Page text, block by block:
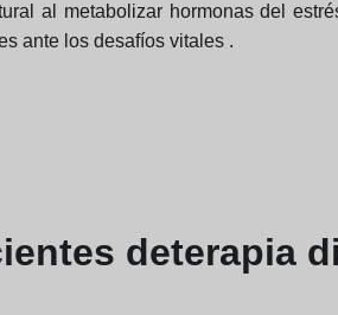
al metabolizar hormonas del
ante los desafíos vitales .
deterapia